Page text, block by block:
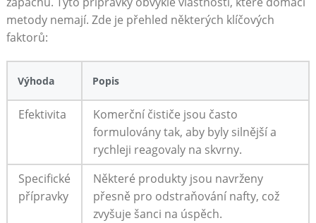
metody nemají. Zde je přehled některých klíčových
faktorů:
Výhoda Popis
Efektivita
Komerční čističe jsou často
formulovány tak, aby byly silnější a
rychleji reagovaly na skvrny.
Specifické
přípravky
Některé produkty jsou navrženy
přesně pro odstraňování nafty, což
zvyšuje šanci na úspěch.